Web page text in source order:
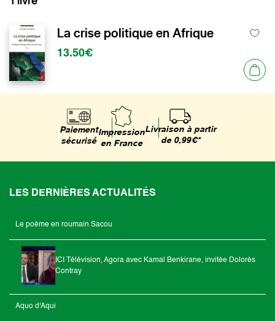
La crise politique en Afrique
13.50€
Paiement
sécurisé
Impression
en France
Livraison à partir
de 0,99€*
LES DERNIÈRES ACTUALITÉS
Le poème en roumain Sacou
ICI Télévision, Agora avec Kamal Benkirane, invitée Dolorès
Contray
Aquo d'Aqui